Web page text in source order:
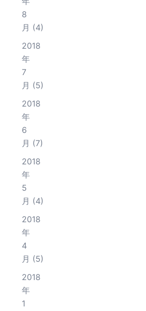
8
月 (4)
2018
年
7
月 (5)
2018
年
6
月 (7)
2018
年
5
月 (4)
2018
年
4
月 (5)
2018
年
1